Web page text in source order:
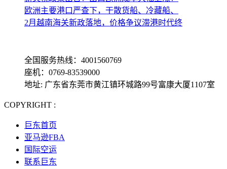
欧洲主要港口严查下，干散货船、冷藏船、
2月越南海关新政落地，价格争议滞港时代终
全国服务热线：4001560769
座机：0769-83539000
地址: 广东省东莞市黄江镇环城路99号富康大厦1107室
COPYRIGHT :
巨东首页
亚马逊FBA
国际空运
联系巨东